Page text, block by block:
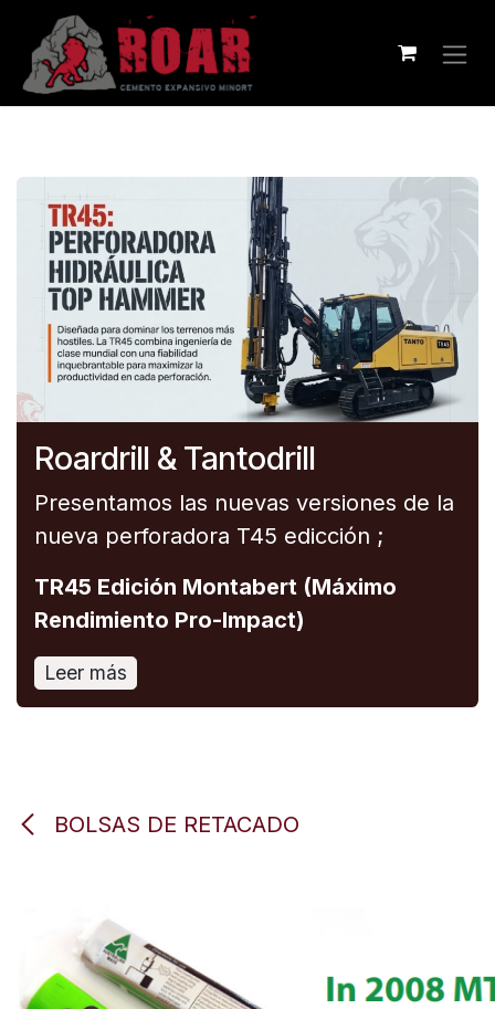
Ir al contenido
Roardrill & Tantodrill
Presentamos las nuevas versiones de la
nueva perforadora T45 edicción ;
TR45 Edición Montabert (Máximo
Rendimiento Pro-Impact)
Leer más
BOLSAS DE RETACADO